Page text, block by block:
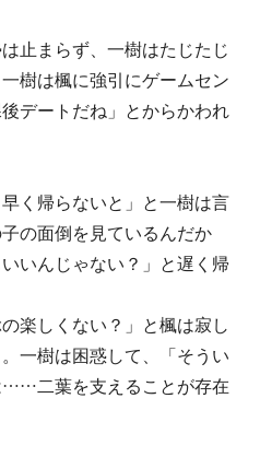
止まらず、一樹はたじたじ
樹は楓に強引にゲームセン
デートだね」とからかわれ
く帰らないと」と一樹は言
の面倒を見ているんだか
いんじゃない？」と遅く帰
楽しくない？」と楓は寂し
一樹は困惑して、「そうい
……二葉を支えることが存在